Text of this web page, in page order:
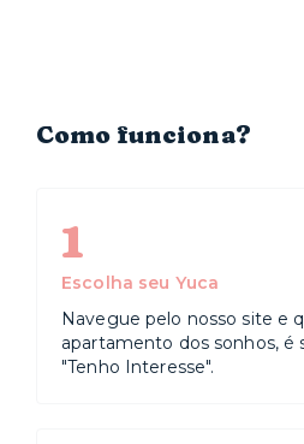
Como funciona?
1
Escolha seu Yuca
Navegue pelo nosso site e
apartamento dos sonhos, é
"Tenho Interesse".